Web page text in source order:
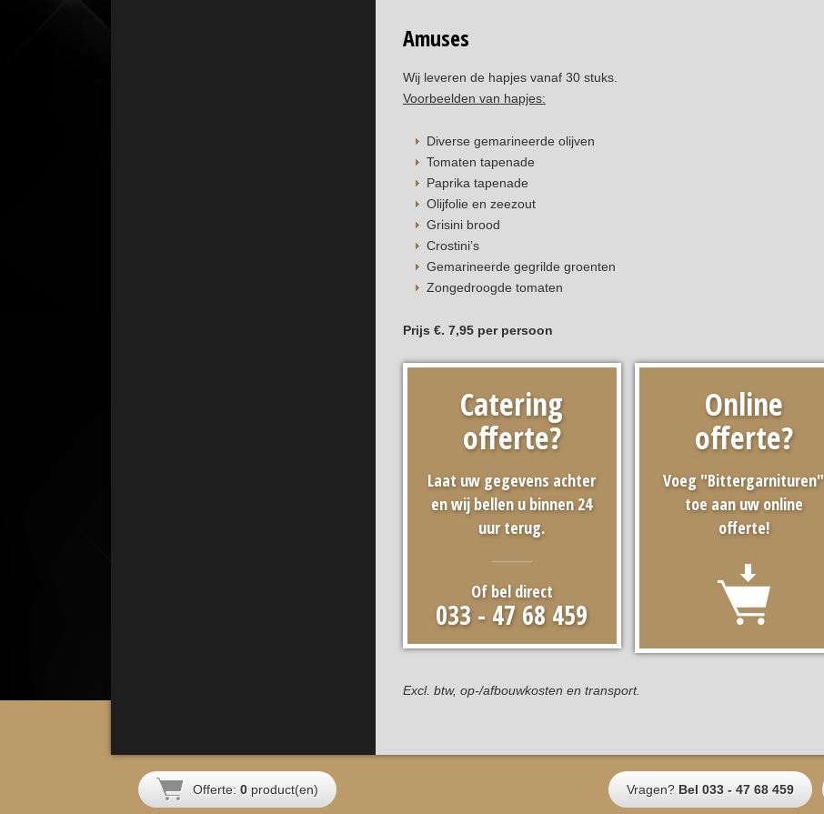
Amuses
Wij leveren de hapjes vanaf 30 stuks.
Voorbeelden van hapjes:
Diverse gemarineerde olijven
Tomaten tapenade
Paprika tapenade
Olijfolie en zeezout
Grisini brood
Crostini’s
Gemarineerde gegrilde groenten
Zongedroogde tomaten
Prijs €. 7,95 per persoon
Catering
offerte?
Laat uw gegevens achter
en wij bellen u binnen 24
uur terug.
Of bel direct
033 - 47 68 459
Online
offerte?
Voeg "Bittergarnituren"
toe aan uw online
offerte!
Excl. btw, op-/afbouwkosten en transport.
Offerte: 0 product(en) Vragen? Bel 033 - 47 68 459